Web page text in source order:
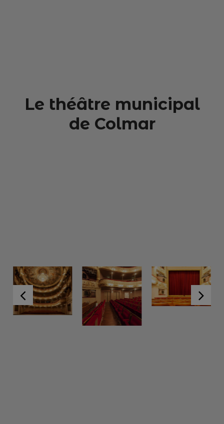
Le théâtre municipal
de Colmar